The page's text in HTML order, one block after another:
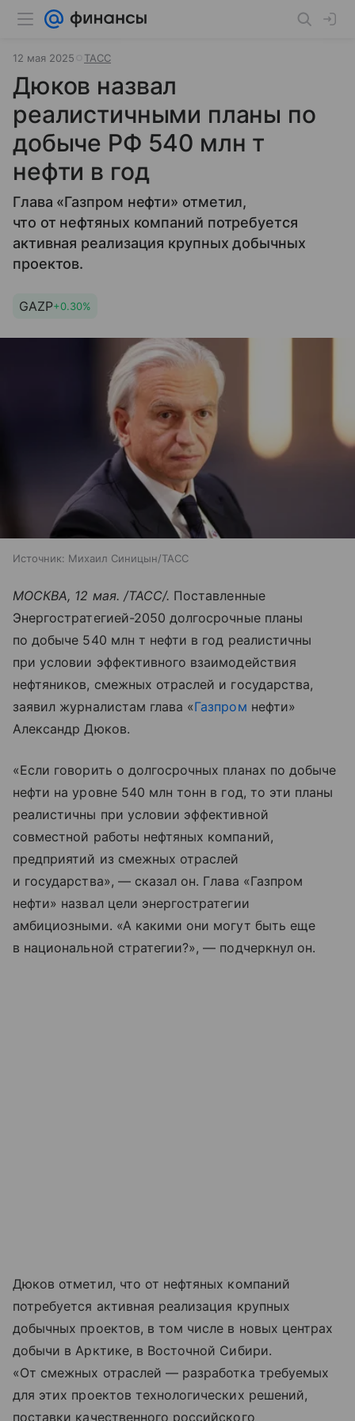
12 мая 2025 ТАСС
Дюков назвал
реалистичными планы по
добыче РФ 540 млн т
нефти в год
Глава «Газпром нефти» отметил,
что от нефтяных компаний потребуется
активная реализация крупных добычных
проектов.
GAZP+0.30%
Источник: Михаил Синицын/ТАСС
МОСКВА, 12 мая. /ТАСС/. Поставленные
Энергостратегией-2050 долгосрочные планы
по добыче 540 млн т нефти в год реалистичны
при условии эффективного взаимодействия
нефтяников, смежных отраслей и государства,
заявил журналистам глава «Газпром нефти»
Александр Дюков.
«Если говорить о долгосрочных планах по добыче
нефти на уровне 540 млн тонн в год, то эти планы
реалистичны при условии эффективной
совместной работы нефтяных компаний,
предприятий из смежных отраслей
и государства», — сказал он. Глава «Газпром
нефти» назвал цели энергостратегии
амбициозными. «А какими они могут быть еще
в национальной стратегии?», — подчеркнул он.
Дюков отметил, что от нефтяных компаний
потребуется активная реализация крупных
добычных проектов, в том числе в новых центрах
добычи в Арктике, в Восточной Сибири.
«От смежных отраслей — разработка требуемых
для этих проектов технологических решений,
поставки качественного российского